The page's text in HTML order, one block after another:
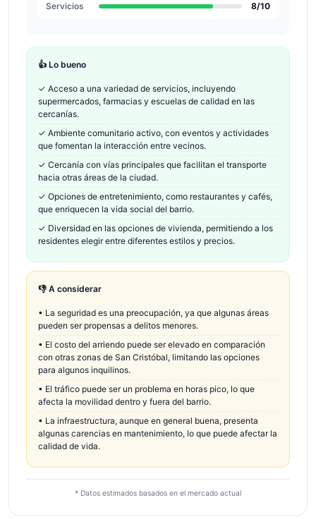
Servicios 8/10
👍 Lo bueno
✓ Acceso a una variedad de servicios, incluyendo
supermercados, farmacias y escuelas de calidad en las
cercanías.
✓ Ambiente comunitario activo, con eventos y actividades
que fomentan la interacción entre vecinos.
✓ Cercanía con vías principales que facilitan el transporte
hacia otras áreas de la ciudad.
✓ Opciones de entretenimiento, como restaurantes y cafés,
que enriquecen la vida social del barrio.
✓ Diversidad en las opciones de vivienda, permitiendo a los
residentes elegir entre diferentes estilos y precios.
👎 A considerar
• La seguridad es una preocupación, ya que algunas áreas
pueden ser propensas a delitos menores.
• El costo del arriendo puede ser elevado en comparación
con otras zonas de San Cristóbal, limitando las opciones
para algunos inquilinos.
• El tráfico puede ser un problema en horas pico, lo que
afecta la movilidad dentro y fuera del barrio.
• La infraestructura, aunque en general buena, presenta
algunas carencias en mantenimiento, lo que puede afectar la
calidad de vida.
* Datos estimados basados en el mercado actual